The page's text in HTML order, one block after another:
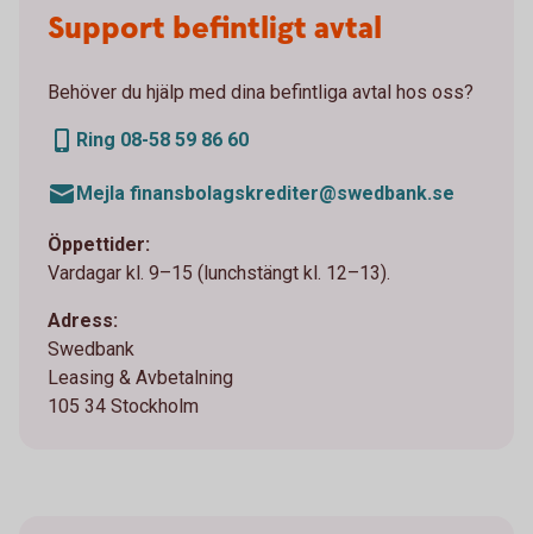
Support befintligt avtal
Behöver du hjälp med dina befintliga avtal hos oss?
Ring 08-58 59 86 60
Mejla finansbolagskrediter@swedbank.se
Öppettider:
Vardagar kl. 9–15 (lunchstängt kl. 12–13).
Adress:
Swedbank
Leasing & Avbetalning
105 34 Stockholm